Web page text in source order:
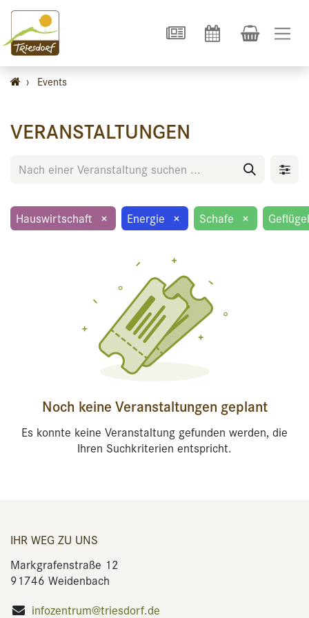
› Events
VERANSTALTUNGEN
Hauswirtschaft × Energie × Schafe × Geflügel
Noch keine Veranstaltungen geplant
Es konnte keine Veranstaltung gefunden werden, die
Ihren Suchkriterien entspricht.
IHR WEG ZU UNS
Markgrafenstraße 12
91746 Weidenbach
infozentrum@triesdorf.de